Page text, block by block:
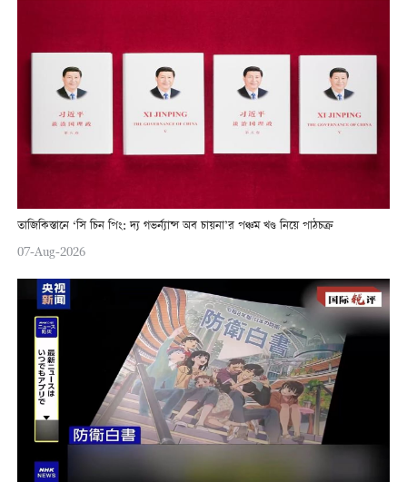
তাজিকিস্তানে ‘সি চিন পিং: দ্য গভর্ন্যান্স অব চায়না’র পঞ্চম খণ্ড নিয়ে পাঠচক্র
07-Aug-2026